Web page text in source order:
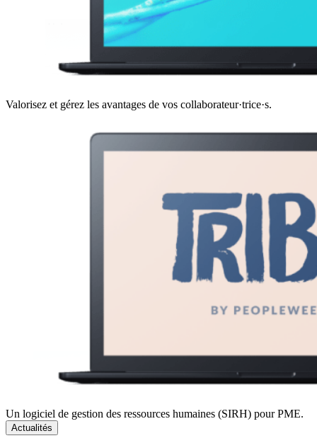
Valorisez et gérez les avantages de vos collaborateur·trice·s.
Un logiciel de gestion des ressources humaines (SIRH) pour PME.
Actualités